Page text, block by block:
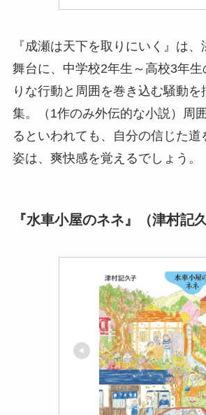
『成瀬は天下を取りにいく』は
舞台に、中学校2年生～高校3年
りな行動と周囲を巻き込む騒動を
集。（1作のみ外伝的な小説）周
るといわれても、自分の信じた道
姿は、爽快感を覚えるでしょう。
『水車小屋のネネ』（津村記久